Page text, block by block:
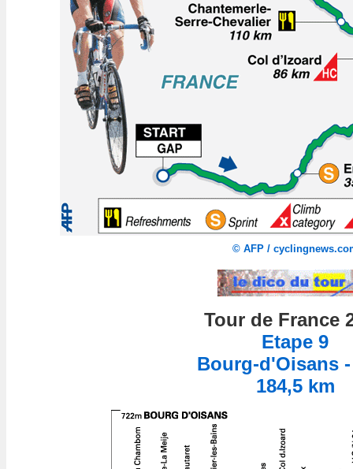
© AFP /
Tour de France
Etape 9
Bourg-d'Oisans
184,5 km